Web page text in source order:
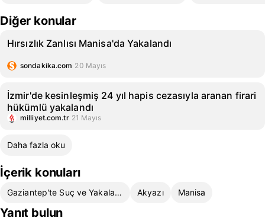
Diğer konular
Hırsızlık Zanlısı Manisa'da Yakalandı
sondakika.com 20 Mayıs
İzmir'de kesinleşmiş 24 yıl hapis cezasıyla aranan firari
hükümlü yakalandı
milliyet.com.tr 21 Mayıs
Daha fazla oku
İçerik konuları
Gaziantep'te Suç ve Yakalama Operasyonları Akyazı Manisa
Yanıt bulun